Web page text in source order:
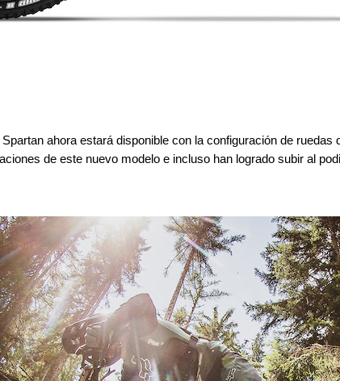
ahora estará disponible con la configuración de
de este nuevo modelo e incluso han logrado subir al